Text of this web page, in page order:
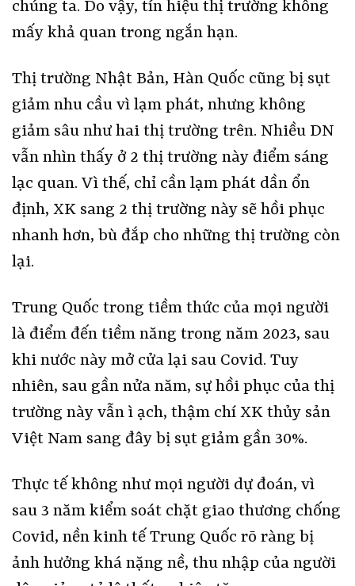
chúng ta. Do vậy, tín hiệu thị trường không
mấy khả quan trong ngắn hạn.
Thị trường Nhật Bản, Hàn Quốc cũng bị sụt
giảm nhu cầu vì lạm phát, nhưng không
giảm sâu như hai thị trường trên. Nhiều DN
vẫn nhìn thấy ở 2 thị trường này điểm sáng
lạc quan. Vì thế, chỉ cần lạm phát dần ổn
định, XK sang 2 thị trường này sẽ hồi phục
nhanh hơn, bù đắp cho những thị trường còn
lại.
Trung Quốc trong tiềm thức của mọi người
là điểm đến tiềm năng trong năm 2023, sau
khi nước này mở cửa lại sau Covid. Tuy
nhiên, sau gần nửa năm, sự hồi phục của thị
trường này vẫn ì ạch, thậm chí XK thủy sản
Việt Nam sang đây bị sụt giảm gần 30%.
Thực tế không như mọi người dự đoán, vì
sau 3 năm kiểm soát chặt giao thương chống
Covid, nền kinh tế Trung Quốc rõ ràng bị
ảnh hưởng khá nặng nề, thu nhập của người